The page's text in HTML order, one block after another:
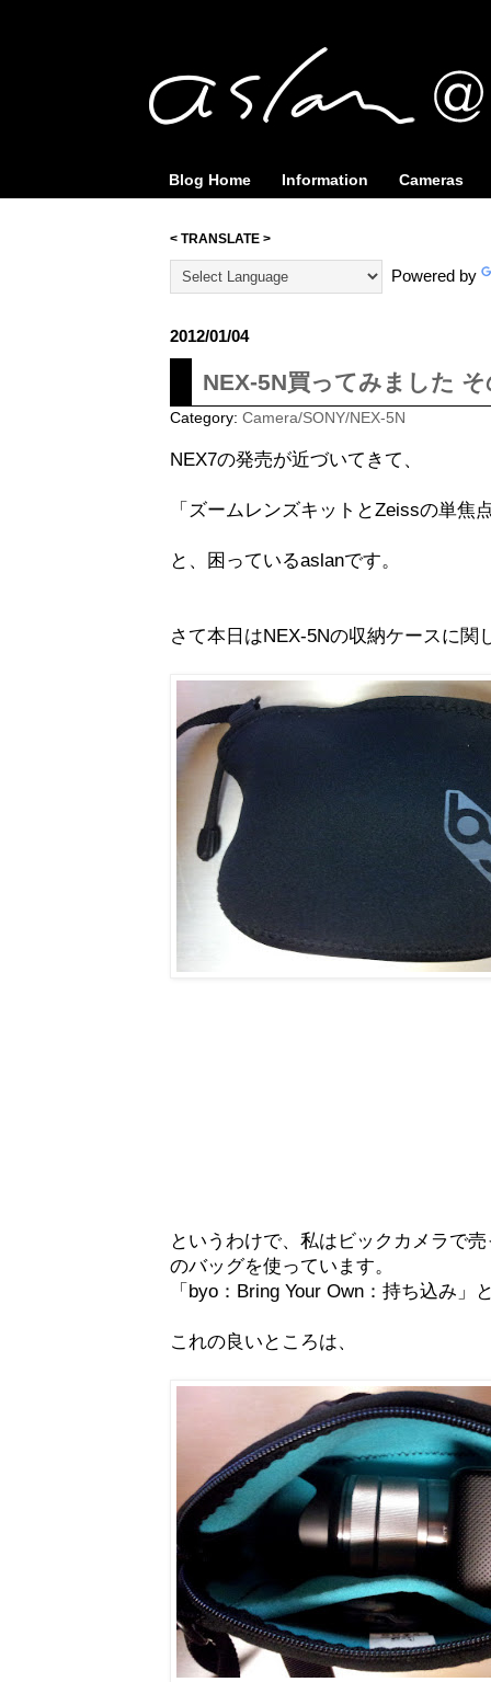
Blog Home Information Cameras
< TRANSLATE >
Powered by
2012/01/04
NEX-5N買ってみました
Category: Camera/SONY/NEX-5N
NEX7の発売が近づいてきて、
「ズームレンズキットとZeissの単焦
と、困っているaslanです。
さて本日はNEX-5Nの収納ケースに関
というわけで、私はビックカメラで
のバッグを使っています。
「byo：Bring Your Own：持ち込み」
これの良いところは、